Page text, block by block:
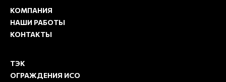
КОМПАНИЯ
НАШИ РАБОТЫ
КОНТАКТЫ
ТЭК
ОГРАЖДЕНИЯ ИСО